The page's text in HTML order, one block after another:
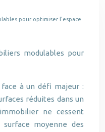
pour optimiser l’espace
modulables pour
à un défi majeur :
réduites dans un
ne cessent
surface moyenne des